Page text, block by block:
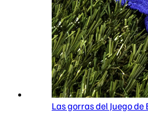
Las gorras del Juego